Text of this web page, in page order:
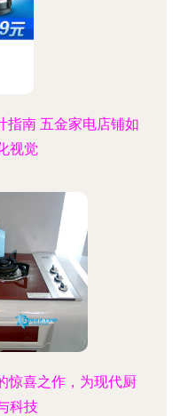
指南 五金家电店铺如
视觉
惊喜之作，为现代厨
科技